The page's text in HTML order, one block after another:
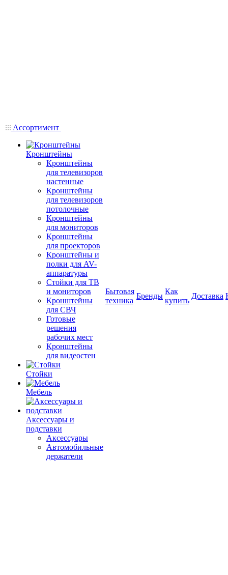
Ассортимент
Кронштейны
Кронштейны
для телевизоров
настенные
Кронштейны
для телевизоров
потолочные
Кронштейны
для мониторов
Кронштейны
для проекторов
Кронштейны и
полки для AV-
аппаратуры
Стойки для ТВ
и мониторов
Кронштейны
для СВЧ
Готовые
решения
рабочих мест
Кронштейны
для видеостен
Стойки
Мебель
Аксессуары и
подставки
Аксессуары
Автомобильные
держатели
Бытовая
техника
Бренды
Как
купить
Доставка